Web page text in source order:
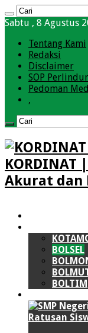
Sabtu , 8 Agustus
Tentang Kami
Redaksi
Disclaimer
SOP
Pedoman
,
KORDINAT
Akurat dan
BOLSEL
BOLTIM